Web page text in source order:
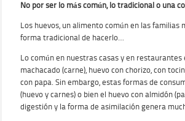
No por ser lo más común, lo tradicional o una
Los huevos, un alimento común en las
forma tradicional de hacerlo…
Lo común en nuestras casas y en restaurantes
machacado (carne), huevo con chorizo, con
con papa. Sin embargo, estas formas de
(huevo y carnes) o bien el huevo con almidón
digestión y la forma de asimilación genera